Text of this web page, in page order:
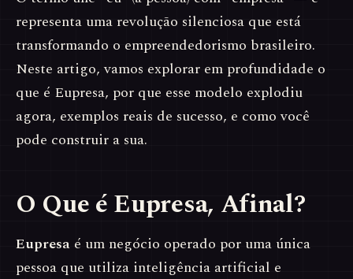
representa uma revolução silenciosa que está
transformando o empreendedorismo brasileiro.
Neste artigo, vamos explorar em profundidade o
que é Eupresa, por que esse modelo explodiu
agora, exemplos reais de sucesso, e como você
pode construir a sua.
O Que é Eupresa, Afinal?
Eupresa é um negócio operado por uma única
pessoa que utiliza inteligência artificial e